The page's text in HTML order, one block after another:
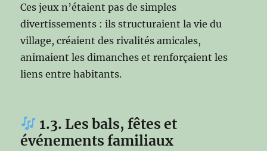
Ces jeux n’étaient pas de simples
divertissements : ils structuraient la vie du
village, créaient des rivalités amicales,
animaient les dimanches et renforçaient les
liens entre habitants.
1.3. Les bals, fêtes et
événements familiaux